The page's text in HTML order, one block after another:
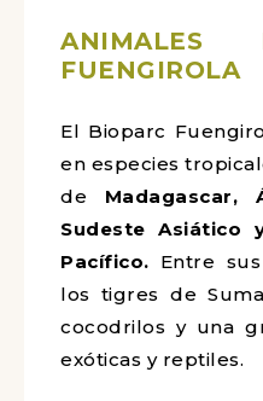
ANIMALES
FUENGIROLA
El Bioparc
en especies
de Madagascar,
Sudeste Asiático
Pacífico. Entre
los tigres de
cocodrilos y una
exóticas y reptiles.